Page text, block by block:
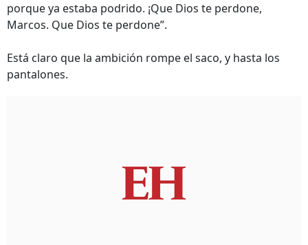
porque ya estaba podrido. ¡Que Dios te perdone,
Marcos. Que Dios te perdone”.
Está claro que la ambición rompe el saco, y hasta los
pantalones.